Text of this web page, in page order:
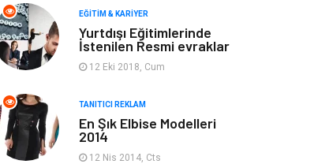
Giyim Keyif & Hobi
Ev Dekorasyon Organizasyon
Finans & Ekonomi Tatil
Anne & Çocuk
EĞITIM & KARIYER
Yurtdışı Eğitimlerinde
İstenilen Resmi evraklar
12 Eki 2018, Cum
TANITICI REKLAM
En Şık Elbise Modelleri
2014
12 Nis 2014, Cts